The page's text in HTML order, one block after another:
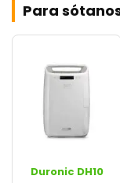
Para
Duronic DH10